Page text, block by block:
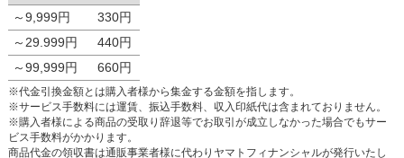
～9,999円
330円
～29.999円
440円
～99,999円
660円
※代金引換金額とは購入者様から集金する金額を指します。
※サービス手数料には運賃、振込手数料、収入印紙代は含まれておりません。
※購入者様による商品の受取り辞退等でお取引が成立しなかった場合でもサー
ビス手数料がかかります。
商品代金の領収書は通販事業者様に代わりヤマトフィナンシャルが発行いたし